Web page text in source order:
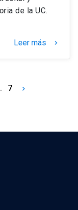
de la UC.
Leer más keyboard_arrow_right
7 keyboard_arrow_right